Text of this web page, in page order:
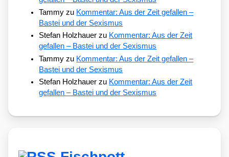
Tammy zu Kommentar: Aus der Zeit gefallen –
Bastei und der Sexismus
Stefan Holzhauer zu Kommentar: Aus der Zeit
gefallen – Bastei und der Sexismus
Tammy zu Kommentar: Aus der Zeit gefallen –
Bastei und der Sexismus
Stefan Holzhauer zu Kommentar: Aus der Zeit
gefallen – Bastei und der Sexismus